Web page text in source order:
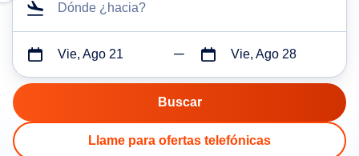
Dónde ¿hacia?
Vie, Ago 21 Vie, Ago 28
Llame para ofertas telefónicas